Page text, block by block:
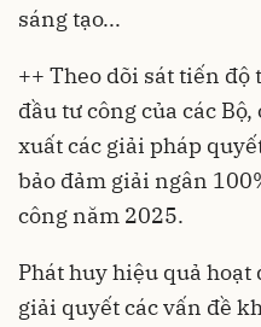
sáng tạo...
++ Theo dõi sát tiến
đầu tư công của các
xuất các giải pháp
bảo đảm giải ngân
công năm 2025.
Phát huy hiệu quả hoạt
giải quyết các vấn đề